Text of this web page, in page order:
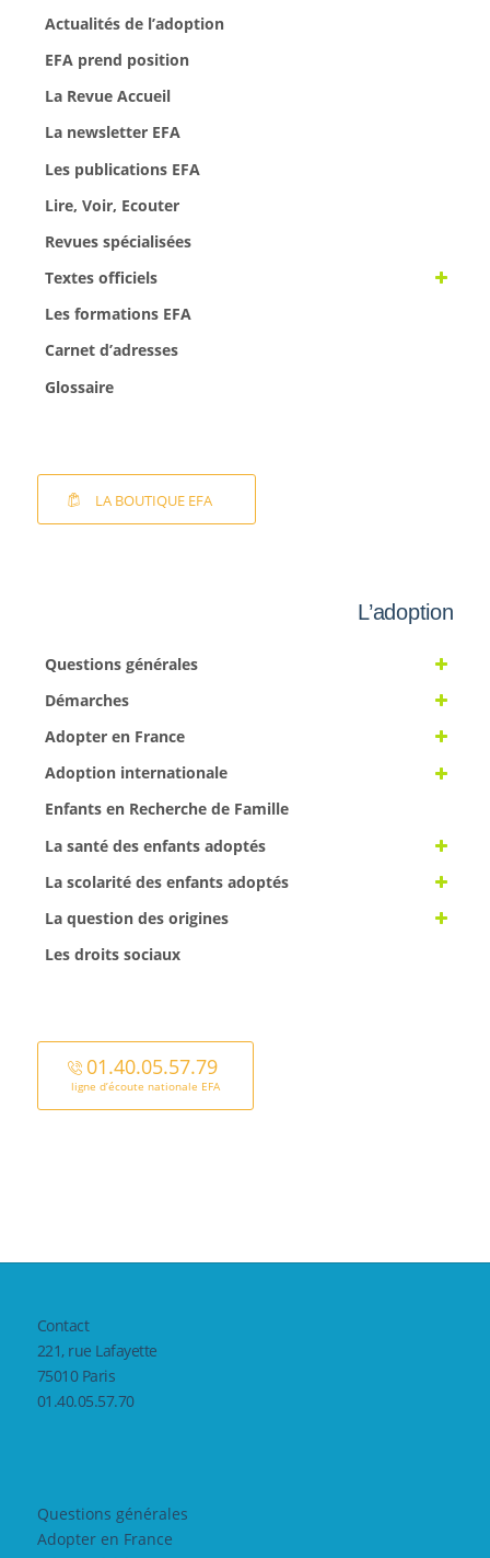
Actualités de l’adoption
EFA prend position
La Revue Accueil
La newsletter EFA
Les publications EFA
Lire, Voir, Ecouter
Revues spécialisées
Textes officiels
Les formations EFA
Carnet d’adresses
Glossaire
LA BOUTIQUE EFA
L’adoption
Questions générales
Démarches
Adopter en France
Adoption internationale
Enfants en Recherche de Famille
La santé des enfants adoptés
La scolarité des enfants adoptés
La question des origines
Les droits sociaux
01.40.05.57.79
ligne d’écoute nationale EFA
Contact
221, rue Lafayette
75010 Paris
01.40.05.57.70
Questions générales
Adopter en France